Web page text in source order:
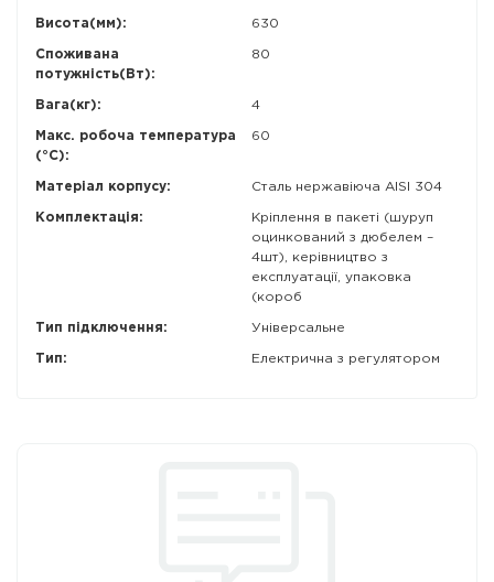
Висота(мм): 630
Споживана
потужність(Вт):
80
Вага(кг): 4
Макс. робоча температура
(°C):
60
Матеріал корпусу: Сталь нержавіюча AISI 304
Комплектація:
Кріплення в пакеті (шуруп
оцинкований з дюбелем –
4шт), керівництво з
експлуатації, упаковка
(короб
Тип підключення: Універсальне
Тип: Електрична з регулятором